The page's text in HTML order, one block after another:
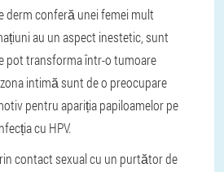
derm conferă unei femei mult
au un aspect inestetic, sunt
pot transforma într-o tumoare
intimă sunt de o preocupare
pentru apariția papiloamelor pe
cu HPV.
contact sexual cu un purtător de